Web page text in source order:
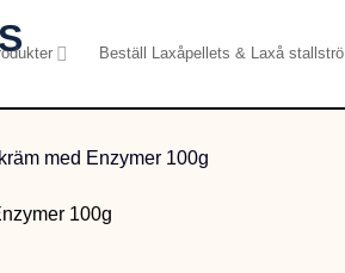
Beställ Laxåpellets & Laxå stallströ
med Enzymer 100g